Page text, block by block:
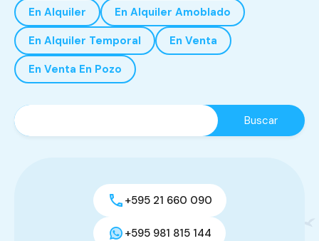
En Alquiler
En Alquiler Amoblado
En Alquiler Temporal
En Venta
En Venta En Pozo
+595 21 660 090
+595 981 815 144